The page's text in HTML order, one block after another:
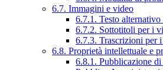
6.7. Immagini e video
6.7.1. Testo
6.7.2. Sottotitoli per i
6.7.3. Trascrizioni per
6.8. Proprietà intellettuale e
6.8.1. Pubblicazione